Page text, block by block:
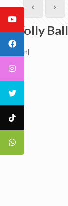
Volly Ball
[:en]